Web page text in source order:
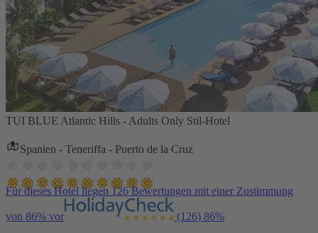
TUI BLUE Atlantic Hills - Adults Only Stil-Hotel
Spanien - Teneriffa - Puerto de la Cruz
Für dieses Hotel liegen 126 Bewertungen mit einer Zustimmung
von 86% vor (126) 86%